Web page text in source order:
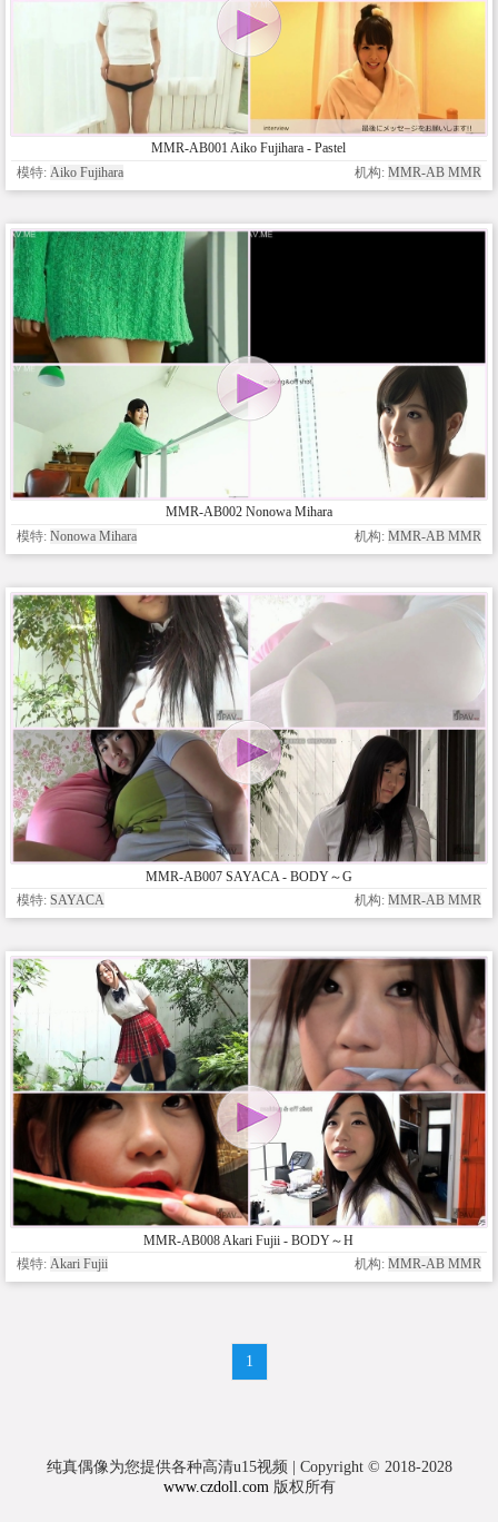
MMR-AB001 Aiko Fujihara - Pastel
模特: Aiko Fujihara 机构: MMR-AB MMR
MMR-AB002 Nonowa Mihara
模特: Nonowa Mihara 机构: MMR-AB MMR
MMR-AB007 SAYACA - BODY～G
模特: SAYACA 机构: MMR-AB MMR
MMR-AB008 Akari Fujii - BODY～H
模特: Akari Fujii 机构: MMR-AB MMR
1
纯真偶像为您提供各种高清u15视频 | Copyright © 2018-2028
www.czdoll.com版权所有